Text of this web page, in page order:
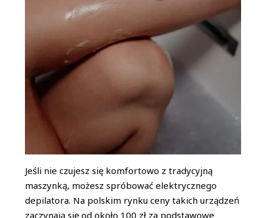
Jeśli nie czujesz się komfortowo z tradycyjną
maszynką, możesz spróbować elektrycznego
depilatora. Na polskim rynku ceny takich urządzeń
zaczynają się od około 100 zł za podstawowe